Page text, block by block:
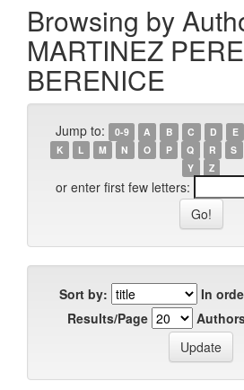
Browsing by
MARTINEZ
BERENICE
Jump to: 0-9 A B C D E
K
L M N O P Q R S
Y
Z
or enter first few letters:
Sort by:
In
Results/Page